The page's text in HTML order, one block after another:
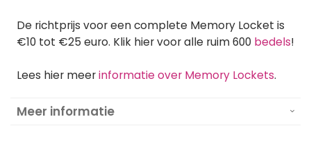
De richtprijs voor een complete Memory Locket is
€10 tot €25 euro. Klik hier voor alle ruim 600 bedels!
Lees hier meerinformatie over Memory Lockets.
Meer informatie